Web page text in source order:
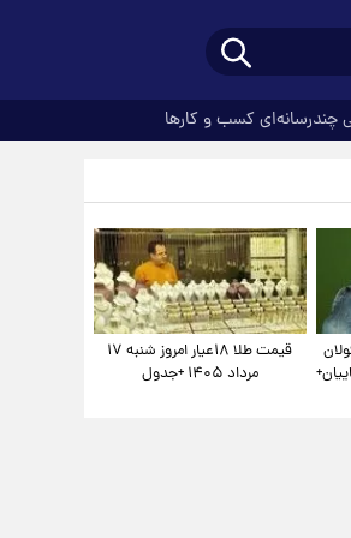
چندرسانه‌ای کسب و کارها
قیمت طلا ۱۸عیار امروز شنبه ۱۷
مرداد ۱۴۰۵ +جدول